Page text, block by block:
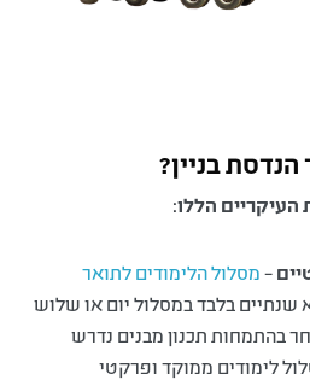
בניין?
העיקריים הללו:
–מסלול הלימודים לתואר
שנתיים בלבד במסלול יום או שלוש
בהתמחות תכנון מבנים נדרש
לימודים ממוקד ופרקטי